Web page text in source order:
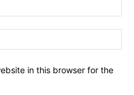
in this browser for the